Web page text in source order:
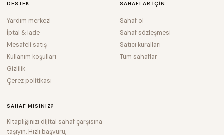
DESTEK
Yardım merkezi
İptal & iade
Mesafeli satış
Kullanım koşulları
Gizlilik
Çerez politikası
SAHAFLAR IÇIN
Sahaf ol
Sahaf sözleşmesi
Satıcı kuralları
Tüm sahaflar
SAHAF MISINIZ?
Kitaplığınızı dijital sahaf çarşısına
taşıyın. Hızlı başvuru,